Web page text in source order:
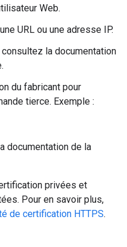
Web.
URL ou une adresse IP.
la documentation
du fabricant pour
tierce. Exemple :
documentation de la
privées et
Pour en savoir plus,
de certification HTTPS.